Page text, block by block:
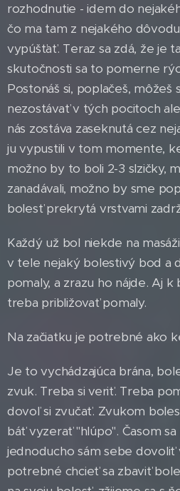
rozhodnutie - idem do
čo ma tam z nejakého
vypúšťať. Teraz sa zdá, že je
skutočnosti sa to pomerne
Postonáš si, poplačeš, môžeš
nezostávať v tých pocitoch
nás zostáva zaseknutá cez
ju vypustili v tom momente,
možno by to boli 2-3 slzičky,
zanadávali, možno by sme
bolesť prekrytá vrstvami
Každý už bol niekde na
v tele nejaký bolestivý bod a
pomaly, a zrazu ho nájde. Aj
treba približovať pomaly.
Na začiatku je potrebné ako
Je to vychádzajúca brána,
zvuk. Treba si veriť. Treba
dovoľ si zvučať. Zvukom
báť vyzerať "hlúpo". Časom sa
jednoducho sám sebe
potrebné chcieť sa zbaviť